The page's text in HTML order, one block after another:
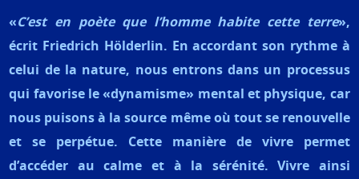
«C’est en poète que l’homme habite cette terre»,
écrit Friedrich Hölderlin. En accordant son rythme à
celui de la nature, nous entrons dans un processus
qui favorise le «dynamisme» mental et physique, car
nous puisons à la source même où tout se renouvelle
et se perpétue. Cette manière de vivre permet
d’accéder au calme et à la sérénité. Vivre ainsi